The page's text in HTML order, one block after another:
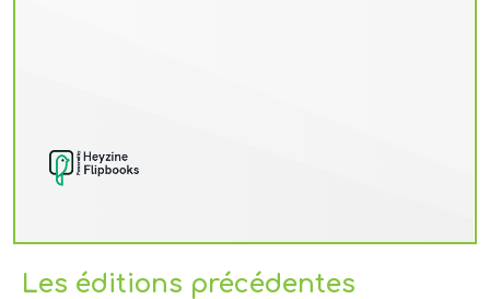
Les éditions précédentes